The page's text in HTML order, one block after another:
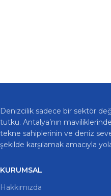
Denizcilik sadece bir sektör
tutku. Antalya’nın
tekne sahiplerinin ve deniz
şekilde karşılamak amacıyla
KURUMSAL
Hakkımızda